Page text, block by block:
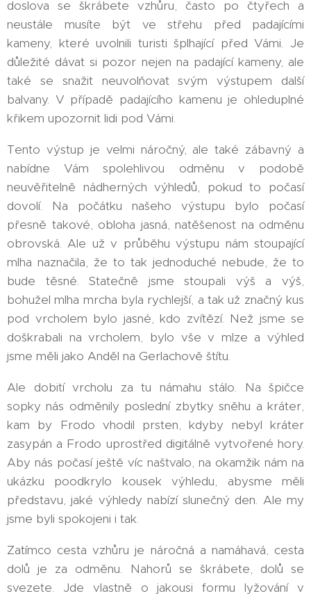
doslova se škrábete vzhůru, často po čtyřech a
neustále musíte být ve střehu před padajícími
kameny, které uvolnili turisti šplhající před Vámi. Je
důležité dávat si pozor nejen na padající kameny, ale
také se snažit neuvolňovat svým výstupem další
balvany. V případě padajícího kamenu je ohleduplné
křikem upozornit lidi pod Vámi.
Tento výstup je velmi náročný, ale také zábavný a
nabídne Vám spolehlivou odměnu v podobě
neuvěřitelně nádherných výhledů, pokud to počasí
dovolí. Na počátku našeho výstupu bylo počasí
přesně takové, obloha jasná, natěšenost na odměnu
obrovská. Ale už v průběhu výstupu nám stoupající
mlha naznačila, že to tak jednoduché nebude, že to
bude těsné. Statečně jsme stoupali výš a výš,
bohužel mlha mrcha byla rychlejší, a tak už značný kus
pod vrcholem bylo jasné, kdo zvítězí. Než jsme se
doškrabali na vrcholem, bylo vše v mlze a výhled
jsme měli jako Anděl na Gerlachově štítu.
Ale dobití vrcholu za tu námahu stálo. Na špičce
sopky nás odměnily poslední zbytky sněhu a kráter,
kam by Frodo vhodil prsten, kdyby nebyl kráter
zasypán a Frodo uprostřed digitálně vytvořené hory.
Aby nás počasí ještě víc naštvalo, na okamžik nám na
ukázku poodkrylo kousek výhledu, abysme měli
představu, jaké výhledy nabízí slunečný den. Ale my
jsme byli spokojeni i tak.
Zatímco cesta vzhůru je náročná a namáhavá, cesta
dolů je za odměnu. Nahorů se škrábete, dolů se
svezete. Jde vlastně o jakousi formu lyžování v